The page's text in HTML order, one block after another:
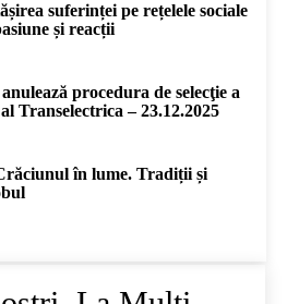
suferinței pe rețelele sociale
și reacții
procedura de selecţie a
Transelectrica – 23.12.2025
în lume. Tradiții și